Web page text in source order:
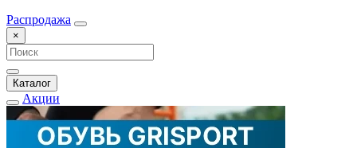
Распродажа
×
Каталог
Акции